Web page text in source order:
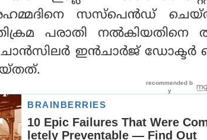
സസ്‌പെന്‍ഡ്
പരാതി നല്‍കിയതിനെ
ഇന്‍ചാര്‍ജ് ഡോക്ടര്‍